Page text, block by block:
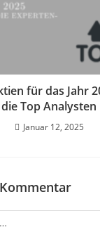
für das Jahr
die Top Analysten
Januar 12, 2025